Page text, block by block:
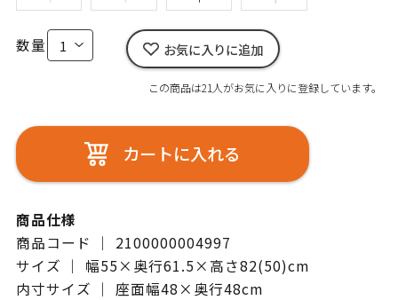
数量 お気に入りに追加
この商品は21人がお気に入りに登録しています。
カートに入れる
商品仕様
商品コード ｜ 2100000004997
サイズ ｜ 幅55×奥行61.5×高さ82(50)cm
内寸サイズ ｜ 座面幅48×奥行48cm